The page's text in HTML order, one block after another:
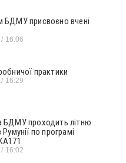
БДМУ присвоєно вчені
16:06
практики
16:29
БДМУ проходить літню
по програмі
16:02